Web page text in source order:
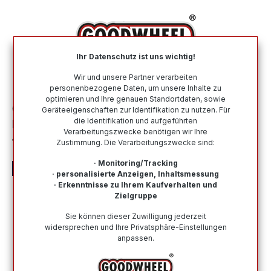
Ganzjahresreifen Nach Größe 195 75 R16
ROYAL BLACK ROYAL VAN A/S
195/75R16C 107/105R BSW
Ihr Datenschutz ist uns wichtig!
Wir und unsere Partner verarbeiten
personenbezogene Daten, um unsere Inhalte zu
optimieren und Ihre genauen Standortdaten, sowie
Geräteeigenschaften zur Identifikation zu nutzen. Für
die Identifikation und aufgeführten
Verarbeitungszwecke benötigen wir Ihre
Zustimmung. Die Verarbeitungszwecke sind:
· Monitoring/Tracking
· personalisierte Anzeigen, Inhaltsmessung
· Erkenntnisse zu Ihrem Kaufverhalten und
Zielgruppe
Sie können dieser Zuwilligung jederzeit
widersprechen und Ihre Privatsphäre-Einstellungen
anpassen.